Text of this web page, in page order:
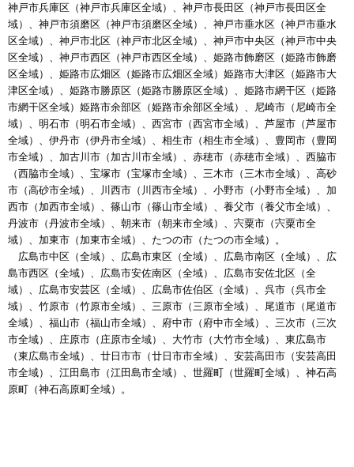
神戸市兵庫区（神戸市兵庫区全域）、神戸市長田区（神戸市長田区全
域）、神戸市須磨区（神戸市須磨区全域）、神戸市垂水区（神戸市垂水
区全域）、神戸市北区（神戸市北区全域）、神戸市中央区（神戸市中央
区全域）、神戸市西区（神戸市西区全域）、姫路市飾磨区（姫路市飾磨
区全域）、姫路市広畑区（姫路市広畑区全域）姫路市大津区（姫路市大
津区全域）、姫路市勝原区（姫路市勝原区全域）、姫路市網干区（姫路
市網干区全域）姫路市余部区（姫路市余部区全域）、尼崎市（尼崎市全
域）、明石市（明石市全域）、西宮市（西宮市全域）、芦屋市（芦屋市
全域）、伊丹市（伊丹市全域）、相生市（相生市全域）、豊岡市（豊岡
市全域）、加古川市（加古川市全域）、赤穂市（赤穂市全域）、西脇市
（西脇市全域）、宝塚市（宝塚市全域）、三木市（三木市全域）、高砂
市（高砂市全域）、川西市（川西市全域）、小野市（小野市全域）、加
西市（加西市全域）、篠山市（篠山市全域）、養父市（養父市全域）、
丹波市（丹波市全域）、朝来市（朝来市全域）、宍粟市（宍粟市全
域）、加東市（加東市全域）、たつの市（たつの市全域）。
広島市中区（全域）、広島市東区（全域）、広島市南区（全域）、広
島市西区（全域）、広島市安佐南区（全域）、広島市安佐北区（全
域）、広島市安芸区（全域）、広島市佐伯区（全域）、呉市（呉市全
域）、竹原市（竹原市全域）、三原市（三原市全域）、尾道市（尾道市
全域）、福山市（福山市全域）、府中市（府中市全域）、三次市（三次
市全域）、庄原市（庄原市全域）、大竹市（大竹市全域）、東広島市
（東広島市全域）、廿日市市（廿日市市全域）、安芸高田市（安芸高田
市全域）、江田島市（江田島市全域）、世羅町（世羅町全域）、神石高
原町（神石高原町全域）。